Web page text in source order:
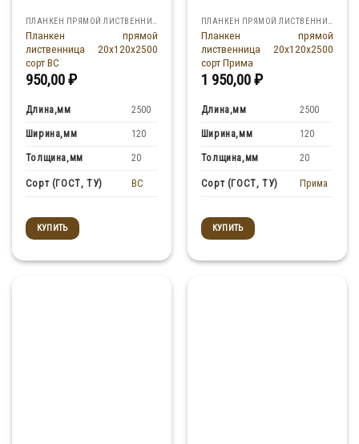
ПЛАНКЕН ПРЯМОЙ ЛИСТВЕННИЦА
Планкен прямой
лиственница 20x120x2500
сорт ВС
950,00₽
Длина,мм 2500
Ширина,мм 120
Толщина,мм 20
Сорт (ГОСТ, ТУ) BC
КУПИТЬ
ПЛАНКЕН ПРЯМОЙ ЛИСТВЕННИЦА
Планкен прямой
лиственница 20x120x2500
сорт Прима
1 950,00₽
Длина,мм 2500
Ширина,мм 120
Толщина,мм 20
Сорт (ГОСТ, ТУ) Прима
КУПИТЬ